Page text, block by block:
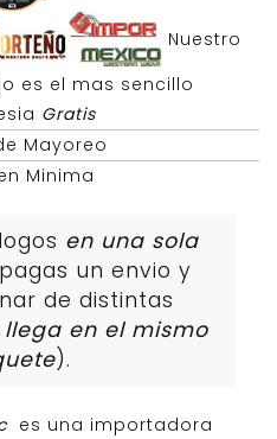
Nuestro
es el mas sencillo
Gratis
Mayoreo
Minima
en una sola
un envio y
de distintas
en el mismo
).
es una importadora